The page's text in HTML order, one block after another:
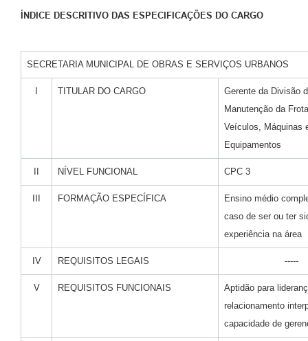
ÍNDICE DESCRITIVO DAS ESPECIFICAÇÕES DO CARGO
SECRETARIA MUNICIPAL DE OBRAS E SERVIÇOS URBANOS
TITULAR DO CARGO
Gerente da Divisão
Manutenção da
Veículos, Máquinas
Equipamentos
NÍVEL FUNCIONAL CPC 3
FORMAÇÃO ESPECÍFICA
Ensino médio
caso de ser ou ter
experiência na área
IV REQUISITOS LEGAIS -----
V REQUISITOS FUNCIONAIS
Aptidão para
relacionamento
capacidade de